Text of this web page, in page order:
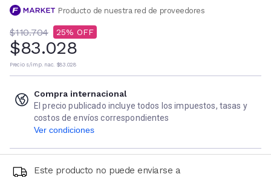
Producto de nuestra red de proveedores
$110.704 25
$83.028
Precio s/imp. nac. $83.028
Compra internacional
El precio publicado incluye todos los impuestos, tasas y
costos de envíos correspondientes
Ver condiciones
Este producto no puede enviarse a